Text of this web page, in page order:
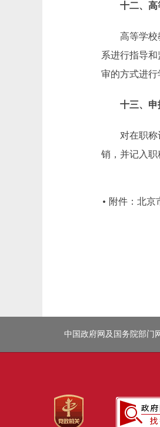
十二、高等
高等学校教
系进行指导
审的方式进行
十三、申报
对在职称评
销，并记入职
附件：北京
中国政府网及国务院部门